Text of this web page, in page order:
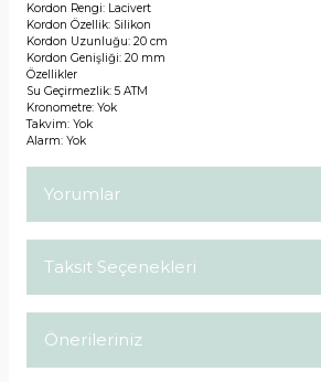
Kordon Rengi: Lacivert
Kordon Özellik: Silikon
Kordon Uzunluğu: 20 cm
Kordon Genişliği: 20 mm
Özellikler
Su Geçirmezlik: 5 ATM
Kronometre: Yok
Takvim: Yok
Alarm: Yok
Yorumlar
Taksit Seçenekleri
Önerileriniz